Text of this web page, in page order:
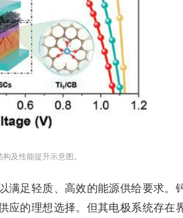
及性能提升示意图。
满足轻质、高效的能源供给要求。
应的理想选择。但其电极系统存在